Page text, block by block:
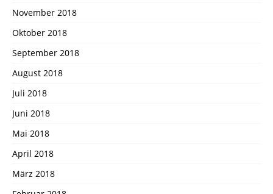
November 2018
Oktober 2018
September 2018
August 2018
Juli 2018
Juni 2018
Mai 2018
April 2018
März 2018